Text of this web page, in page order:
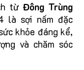
từ Đông Trùng
là sợi nấm đặc
khỏe đáng kể,
và chăm sóc